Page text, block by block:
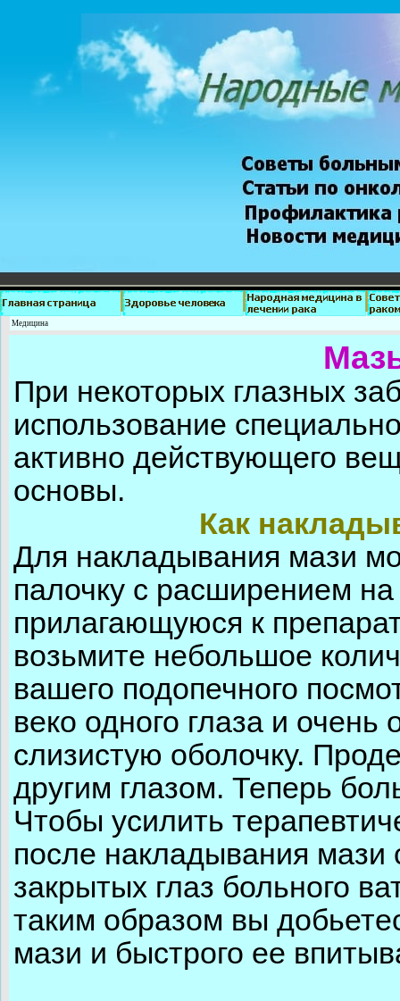
Медицина
При некоторых глазных
использование
активно действующего
основы.
Как
Для накладывания мази
палочку с расширением
прилагающуюся к
возьмите небольшое
вашего подопечного
веко одного глаза и
слизистую оболочку.
другим глазом. Теперь
Чтобы усилить
после накладывания мази
закрытых глаз больного
таким образом вы
мази и быстрого ее